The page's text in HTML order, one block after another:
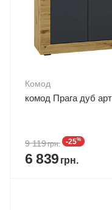
Комод
комод Прага дуб
9 119 -25%
6 839